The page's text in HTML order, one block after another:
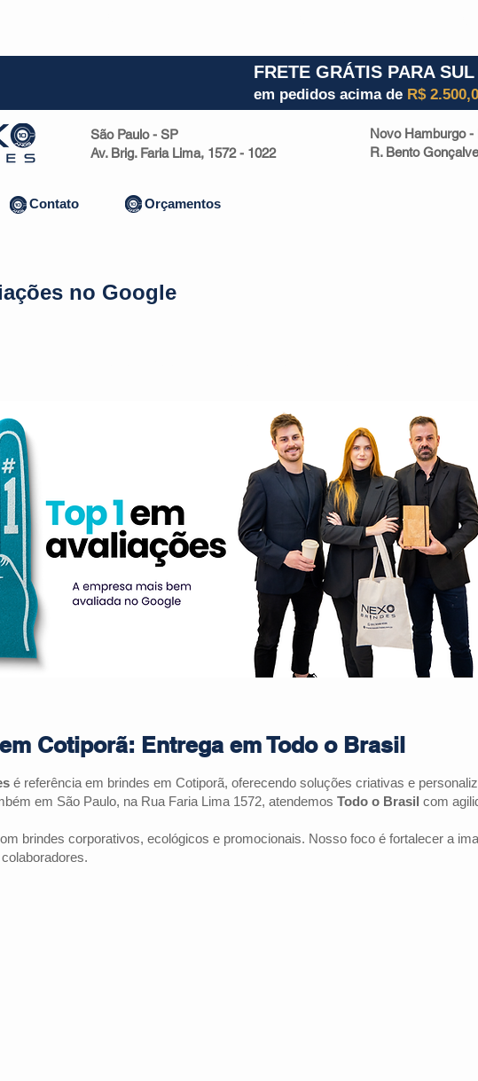
FRETE GRÁTIS PARA
em pedidos acima de R$
São Paulo - SP
Av. Brig. Faria Lima, 1572 - 1022
Novo Hamburgo -
R. Bento
Contato Orçamentos
no Google
Cotiporã: Entrega em Todo o Brasil
é referência em brindes em Cotiporã, oferecendo soluções criativas e
em São Paulo, na Rua Faria Lima 1572, atendemos Todo o Brasil com
brindes corporativos, ecológicos e promocionais. Nosso foco é fortalecer a